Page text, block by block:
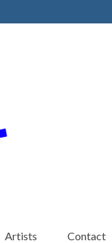
Artists Contact